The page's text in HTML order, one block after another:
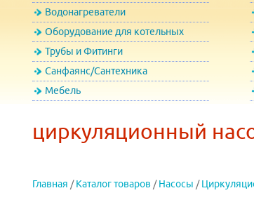
Водонагреватели
Оборудование для котельных
Трубы и Фитинги
Санфаянс/Сантехника
Мебель
циркуляционный
Главная / Каталог товаров / Насосы /